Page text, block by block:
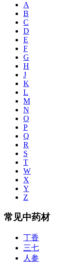
A
B
C
D
E
F
G
H
J
K
L
M
N
O
P
Q
R
S
T
W
X
Y
Z
常见中药材
丁香
三七
人参